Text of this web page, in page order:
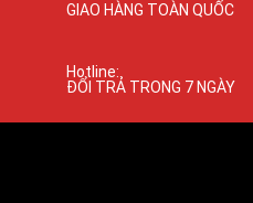
GIAO HÀNG TOÀN QUỐC
Hotline:
ĐỔI TRẢ TRONG 7 NGÀY